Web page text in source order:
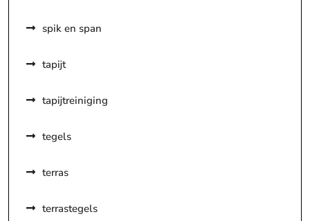
spik en span
tapijt
tapijtreiniging
tegels
terras
terrastegels